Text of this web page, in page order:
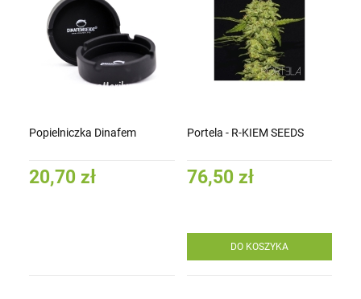
Popielniczka Dinafem
20,70 zł
Portela - R-KIEM SEEDS
76,50 zł
DO KOSZYKA